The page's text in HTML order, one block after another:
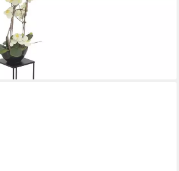
bei dir